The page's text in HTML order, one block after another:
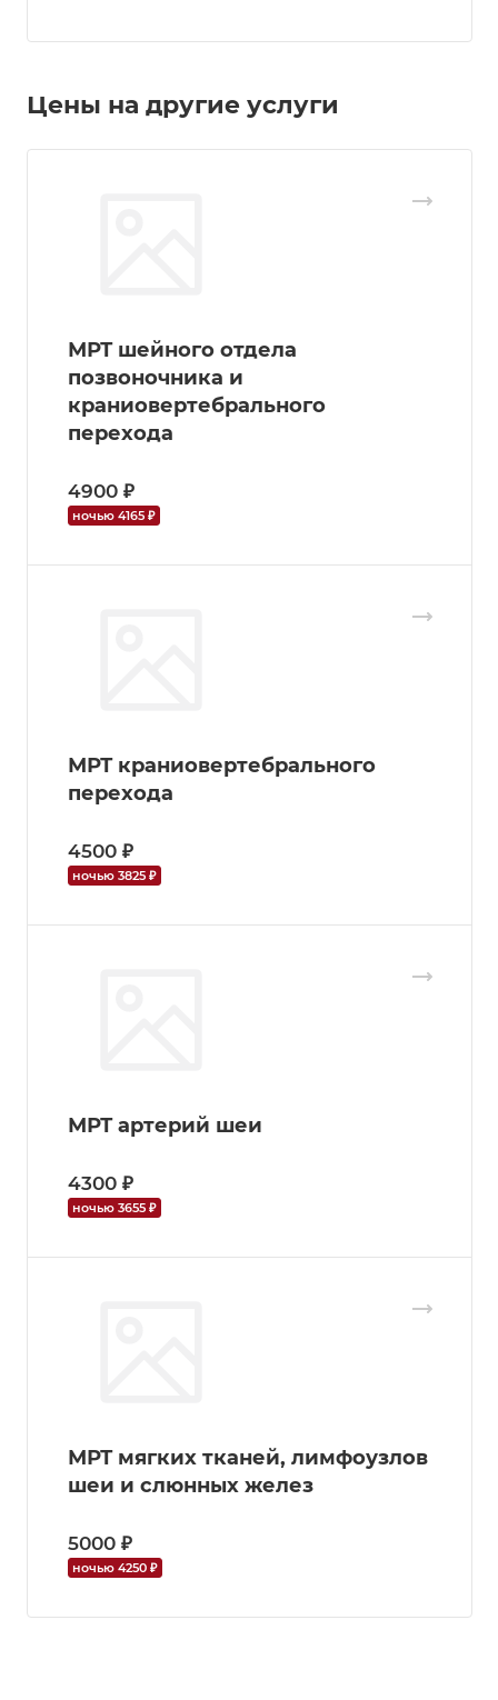
Цены на другие услуги
МРТ шейного отдела
позвоночника и
краниовертебрального
перехода
4900 ₽
ночью 4165 ₽
МРТ краниовертебрального
перехода
4500 ₽
ночью 3825 ₽
МРТ артерий шеи
4300 ₽
ночью 3655 ₽
МРТ мягких тканей, лимфоузлов
шеи и слюнных желез
5000 ₽
ночью 4250 ₽